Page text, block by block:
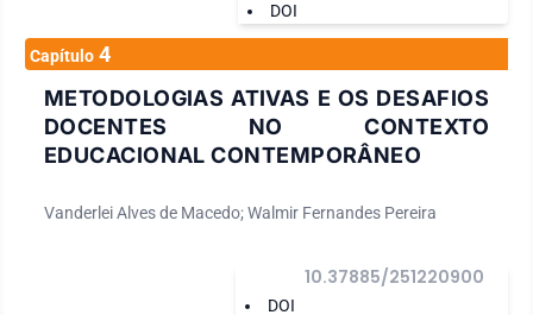
DOI
Capítulo 4
METODOLOGIAS ATIVAS E OS DESAFIOS
DOCENTES NO CONTEXTO
EDUCACIONAL CONTEMPORÂNEO
Vanderlei Alves de Macedo; Walmir Fernandes Pereira
DOI
10.37885/251220900